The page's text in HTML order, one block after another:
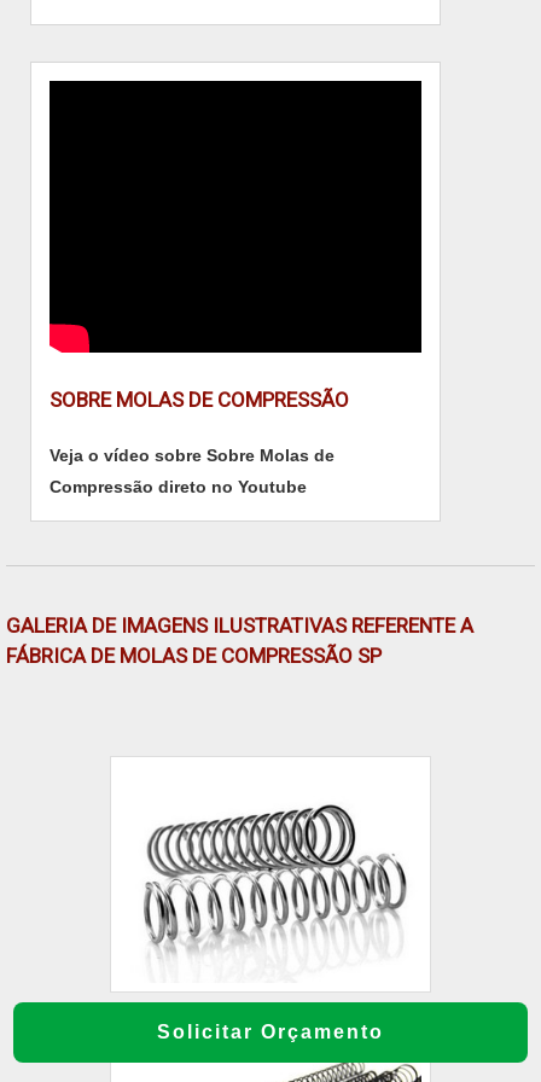
gastos desnecessários.Existem diversos
resultado final.QUALIDADES E PONTOS
tem o que há de melhor no ramo de molas
itens variados com tecnologia de ponta, como
mola de tração inox e mola do ancinho
enleirador.Tudo isso por ser uma empresa
atividades e sede em localização privilegiada
a melhor experiência para os clientes.
SOBRE MOLAS DE COMPRESSÃO
Veja o vídeo sobre Sobre Molas de
Compressão direto no Youtube
GALERIA DE IMAGENS ILUSTRATIVAS REFERENTE A
FÁBRICA DE MOLAS DE COMPRESSÃO SP
Solicitar Orçamento